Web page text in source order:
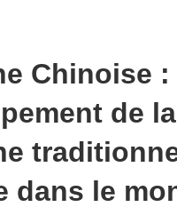
Chinoise :
de la
dans le